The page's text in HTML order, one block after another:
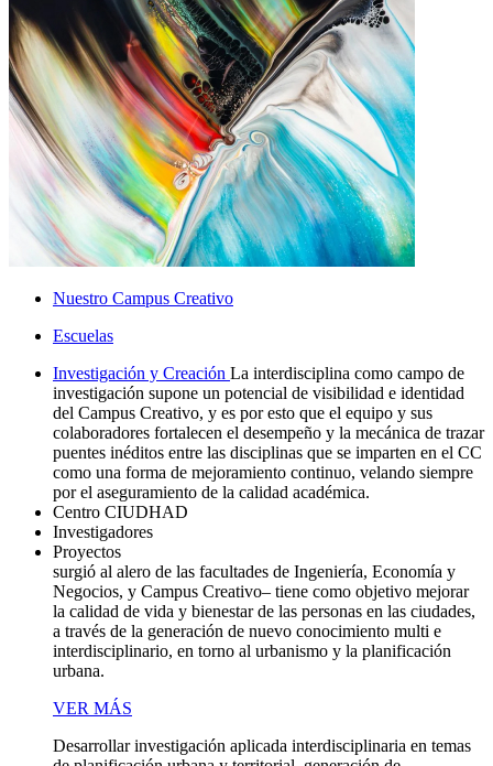
Nuestro Campus Creativo
Escuelas
Investigación y Creación La interdisciplina como campo de
investigación supone un potencial de visibilidad e identidad
del Campus Creativo, y es por esto que el equipo y sus
colaboradores fortalecen el desempeño y la mecánica de trazar
puentes inéditos entre las disciplinas que se imparten en el CC
como una forma de mejoramiento continuo, velando siempre
por el aseguramiento de la calidad académica.
Centro CIUDHAD
Investigadores
Proyectos
surgió al alero de las facultades de Ingeniería, Economía y
Negocios, y Campus Creativo– tiene como objetivo mejorar
la calidad de vida y bienestar de las personas en las ciudades,
a través de la generación de nuevo conocimiento multi e
interdisciplinario, en torno al urbanismo y la planificación
urbana.
VER MÁS
Desarrollar investigación aplicada interdisciplinaria en temas